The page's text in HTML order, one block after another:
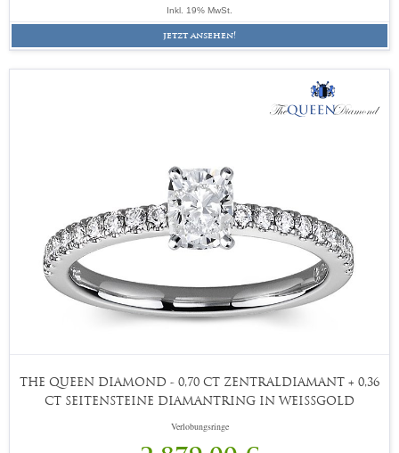
Inkl. 19% MwSt.
jetzt ansehen!
THE QUEEN DIAMOND - 0,70 CT ZENTRALDIAMANT + 0,36
CT SEITENSTEINE DIAMANTRING IN WEISSGOLD
Verlobungsringe